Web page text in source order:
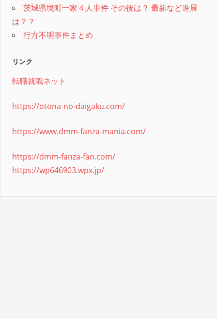
茨城県境町一家４人事件 その後は？ 最新など進展
は？？
行方不明事件まとめ
リンク
転職就職ネット
https://otona-no-daigaku.com/
https://www.dmm-fanza-mania.com/
https://dmm-fanza-fan.com/
https://wp646903.wpx.jp/